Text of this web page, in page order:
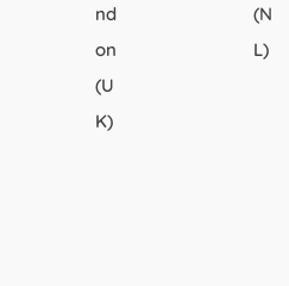
nd
on
(U
K)
(N
L)